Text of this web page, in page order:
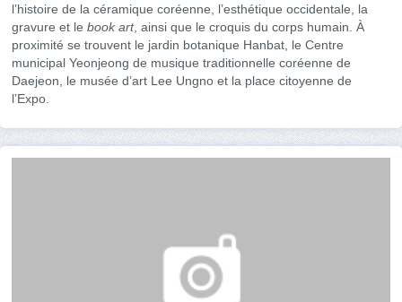
l’histoire de la céramique coréenne, l’esthétique occidentale, la
gravure et le book art, ainsi que le croquis du corps humain. À
proximité se trouvent le jardin botanique Hanbat, le Centre
municipal Yeonjeong de musique traditionnelle coréenne de
Daejeon, le musée d’art Lee Ungno et la place citoyenne de
l’Expo.